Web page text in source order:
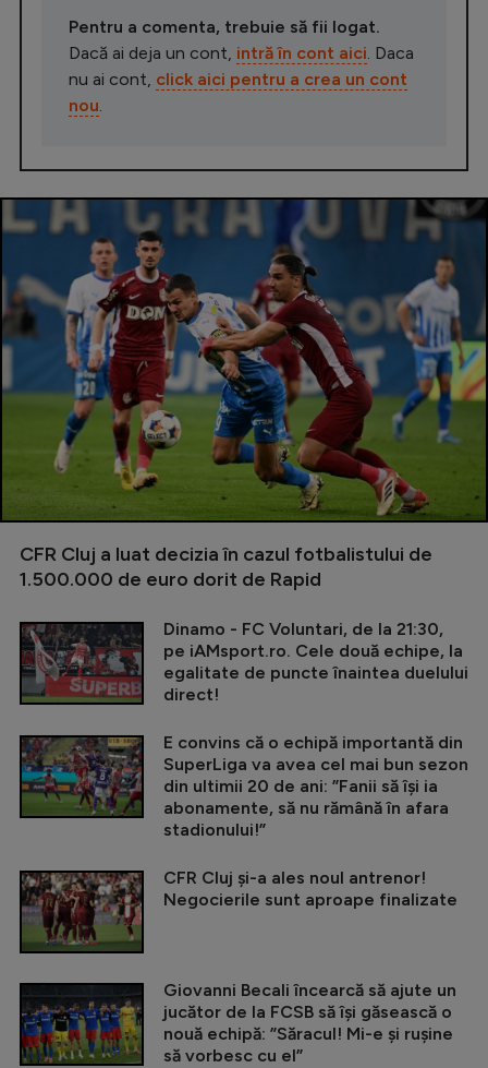
Pentru a comenta, trebuie să fii logat.
Dacă ai deja un cont, intră în cont aici . Daca
nu ai cont, click aici pentru a crea un cont
nou
CFR Cluj a luat decizia în cazul fotbalistului de
1.500.000 de euro dorit de Rapid
Dinamo - FC Voluntari, de la 21:30,
pe iAMsport.ro. Cele două echipe, la
egalitate de puncte înaintea duelului
direct!
E convins că o echipă importantă din
SuperLiga va avea cel mai bun sezon
din ultimii 20 de ani: ”Fanii să își ia
abonamente, să nu rămână în afara
stadionului!”
CFR Cluj și-a ales noul antrenor!
Negocierile sunt aproape finalizate
Giovanni Becali încearcă să ajute un
jucător de la FCSB să își găsească o
nouă echipă: ”Săracul! Mi-e și rușine
să vorbesc cu el”